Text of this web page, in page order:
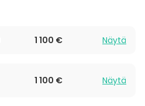
1 100 € Näytä
1 100 € Näytä